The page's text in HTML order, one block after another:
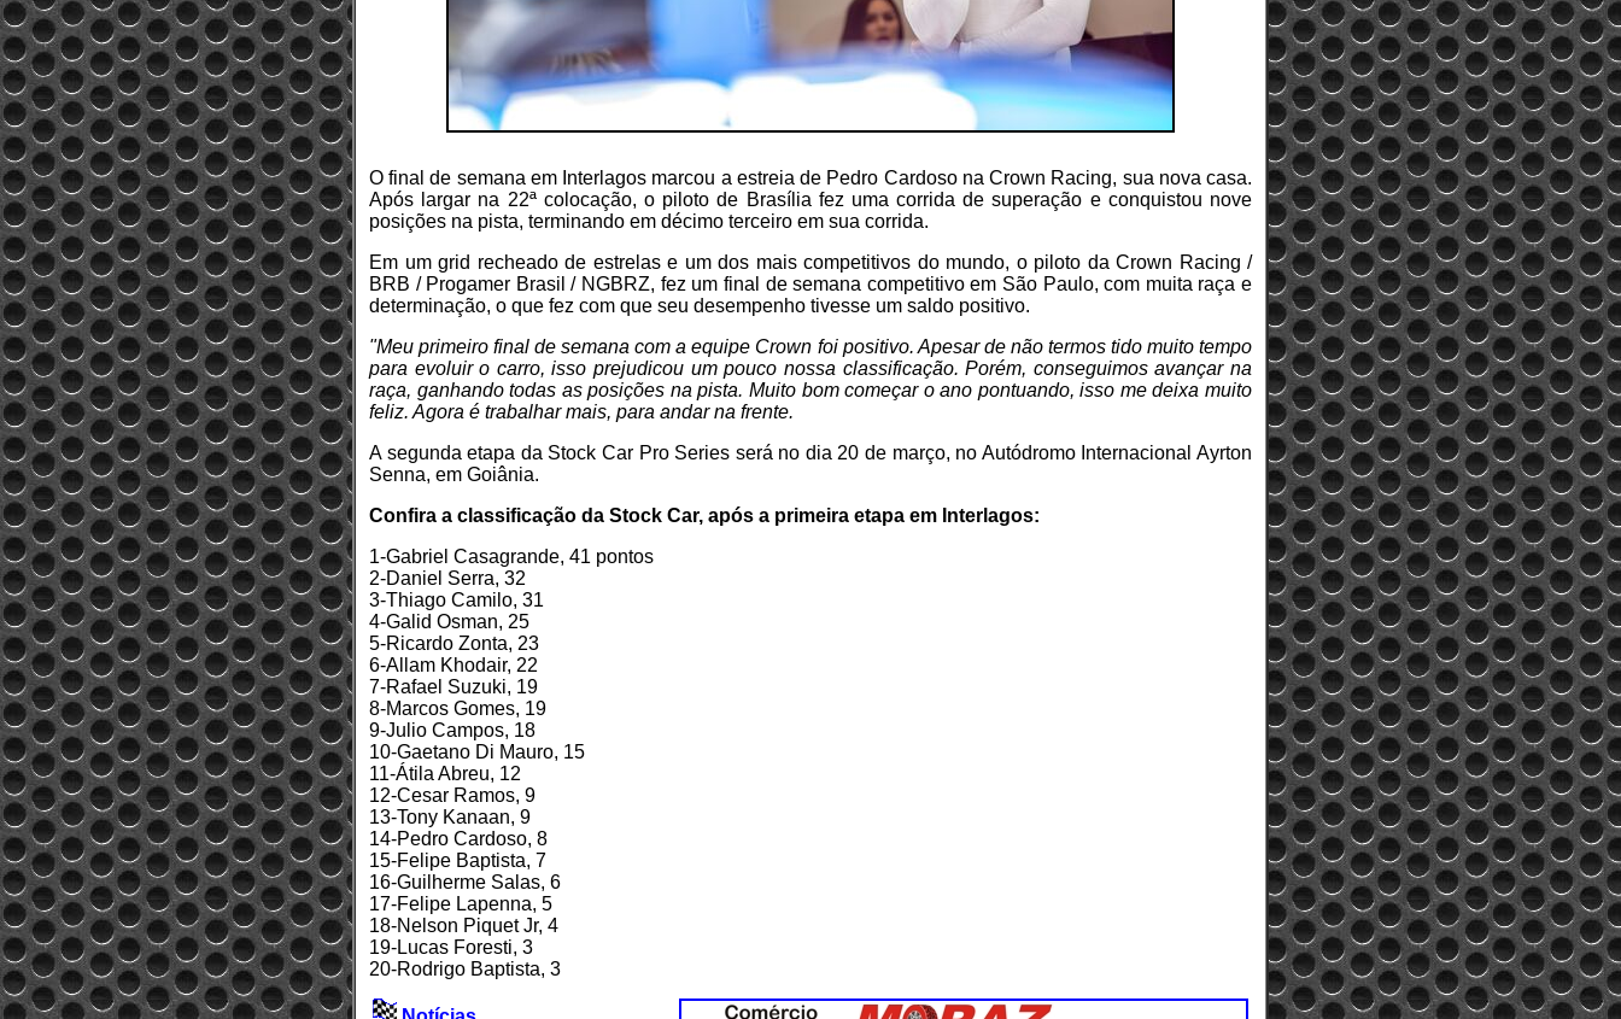
O final de semana em Interlagos marcou a estreia de Pedro Cardoso na Crown Racing, sua nova casa.
Após largar na 22ª colocação, o piloto de Brasília fez uma corrida de superação e conquistou nove
posições na pista, terminando em décimo terceiro em sua corrida.
Em um grid recheado de estrelas e um dos mais competitivos do mundo, o piloto da Crown Racing /
BRB / Progamer Brasil / NGBRZ, fez um final de semana competitivo em São Paulo, com muita raça e
determinação, o que fez com que seu desempenho tivesse um saldo positivo.
"Meu primeiro final de semana com a equipe Crown foi positivo. Apesar de não termos tido muito tempo
para evoluir o carro, isso prejudicou um pouco nossa classificação. Porém, conseguimos avançar na
raça, ganhando todas as posições na pista. Muito bom começar o ano pontuando, isso me deixa muito
feliz. Agora é trabalhar mais, para andar na frente.
A segunda etapa da Stock Car Pro Series será no dia 20 de março, no Autódromo Internacional Ayrton
Senna, em Goiânia.
Confira a classificação da Stock Car, após a primeira etapa em Interlagos:
1-Gabriel Casagrande, 41 pontos
2-Daniel Serra, 32
3-Thiago Camilo, 31
4-Galid Osman, 25
5-Ricardo Zonta, 23
6-Allam Khodair, 22
7-Rafael Suzuki, 19
8-Marcos Gomes, 19
9-Julio Campos, 18
10-Gaetano Di Mauro, 15
11-Átila Abreu, 12
12-Cesar Ramos, 9
13-Tony Kanaan, 9
14-Pedro Cardoso, 8
15-Felipe Baptista, 7
16-Guilherme Salas, 6
17-Felipe Lapenna, 5
18-Nelson Piquet Jr, 4
19-Lucas Foresti, 3
20-Rodrigo Baptista, 3